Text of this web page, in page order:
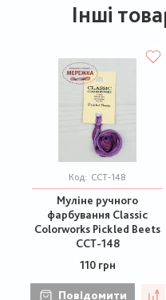
Інші
Код: CCT-148
Муліне ручного
фарбування Classic
Colorworks Pickled Beets
CCT-148
110 грн
Повідомити